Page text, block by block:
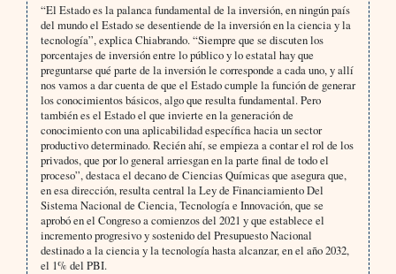
“El Estado es la palanca fundamental de la inversión, en ningún país
del mundo el Estado se desentiende de la inversión en la ciencia y la
tecnología”, explica Chiabrando. “Siempre que se discuten los
porcentajes de inversión entre lo público y lo estatal hay que
preguntarse qué parte de la inversión le corresponde a cada uno, y allí
nos vamos a dar cuenta de que el Estado cumple la función de generar
los conocimientos básicos, algo que resulta fundamental. Pero
también es el Estado el que invierte en la generación de
conocimiento con una aplicabilidad específica hacia un sector
productivo determinado. Recién ahí, se empieza a contar el rol de los
privados, que por lo general arriesgan en la parte final de todo el
proceso”, destaca el decano de Ciencias Químicas que asegura que,
en esa dirección, resulta central la Ley de Financiamiento Del
Sistema Nacional de Ciencia, Tecnología e Innovación, que se
aprobó en el Congreso a comienzos del 2021 y que establece el
incremento progresivo y sostenido del Presupuesto Nacional
destinado a la ciencia y la tecnología hasta alcanzar, en el año 2032,
el 1% del PBI.